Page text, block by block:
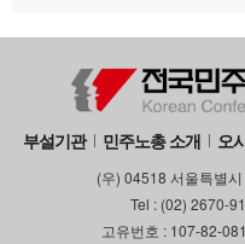
부설기관 민주노총 소개 오
(우) 04518 서울특별
Tel : (02) 2670-
고유번호 : 107-82-